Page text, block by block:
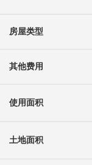
房屋类型
其他费用
使用面积
土地面积